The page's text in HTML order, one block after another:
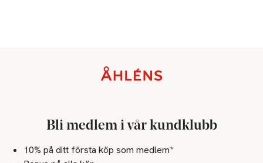
Bli medlem i vår kundklubb
10% på ditt första köp som medlem*